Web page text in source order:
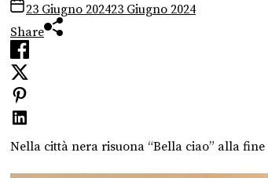
23 Giugno 202423 Giugno 2024
Share
Nella città nera risuona “Bella ciao” alla